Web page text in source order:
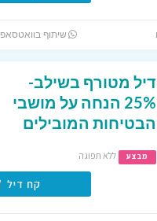
שיתוף בוואטסאפ
דיל מטורף בשילב-
25% הנחה על מושבי
הבטיחות המובילים
מבצע ללא תפוגה
קח דיל